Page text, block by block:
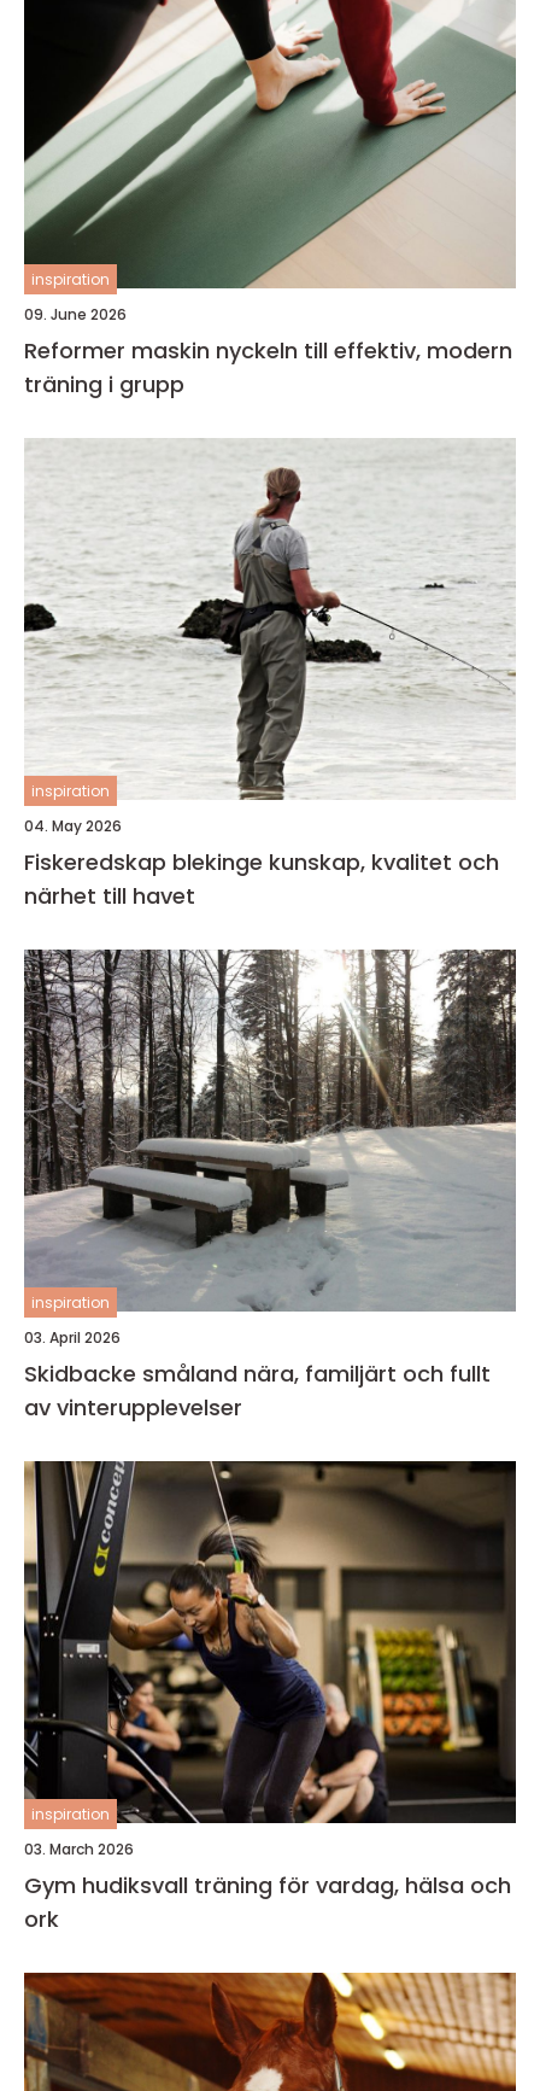
inspiration
09. June 2026
Reformer maskin nyckeln till effektiv, modern
träning i grupp
inspiration
04. May 2026
Fiskeredskap blekinge kunskap, kvalitet och
närhet till havet
inspiration
03. April 2026
Skidbacke småland nära, familjärt och fullt
av vinterupplevelser
inspiration
03. March 2026
Gym hudiksvall träning för vardag, hälsa och
ork